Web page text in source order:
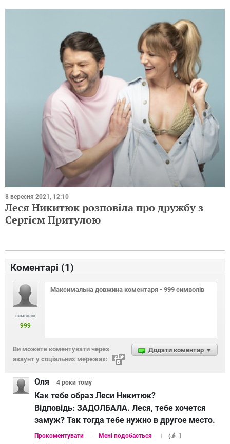
8 вересня 2021, 12:10
Леся Никитюк розповіла про дружбу з
Сергієм Притулою
Коментарі (1)
символів
999
Додати коментар
Ви можете коментувати через
акаунт у соціальних мережах:
Оля 4 роки тому
Как тебе образ Леси Никитюк?
Відповідь: ЗАДОЛБАЛА. Леся, тебе хочется
замуж? Так тогда тебе нужно в другое место.
Прокоментувати Мені подобається (
1